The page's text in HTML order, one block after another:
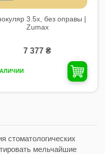
3.5x, без оправы |
Zumax
7 377 ₴
стоматологических
мельчайшие